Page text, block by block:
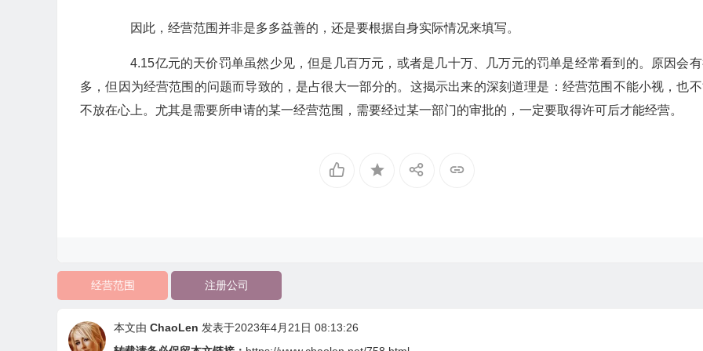
因此，经营范围并非是多多益善的，还是要根据自身实际情况来填写。
4.15亿元的天价罚单虽然少见，但是几百万元，或者是几十万、几万元的罚单是经常看到的。原因会
多，但因为经营范围的问题而导致的，是占很大一部分的。这揭示出来的深刻道理是：经营范围不能小视，也
不放在心上。尤其是需要所申请的某一经营范围，需要经过某一部门的审批的，一定要取得许可后才能经营。
经营范围 注册公司
本文由 ChaoLen 发表于2023年4月21日 08:13:26